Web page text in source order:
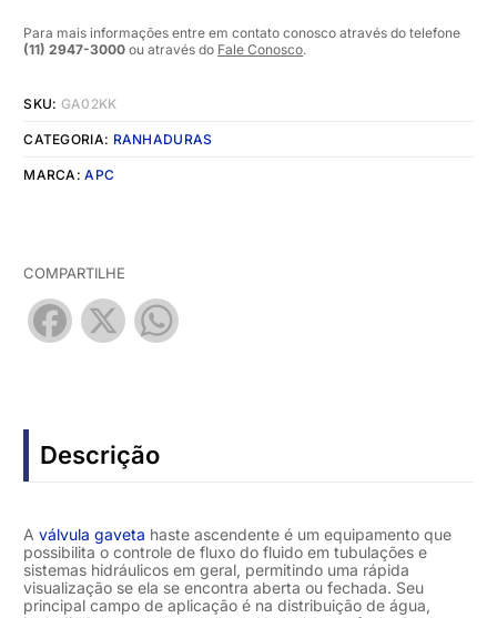
Para mais informações entre em contato conosco através do telefone
(11) 2947-3000 ou através do Fale Conosco.
SKU: GA02KK
CATEGORIA: RANHADURAS
MARCA:APC
COMPARTILHE
Facebook
X
Descrição
Aválvula gaveta haste ascendente é um equipamento que
possibilita o controle de fluxo do fluido em tubulações e
sistemas hidráulicos em geral, permitindo uma rápida
visualização se ela se encontra aberta ou fechada. Seu
principal campo de aplicação é na distribuição de água,